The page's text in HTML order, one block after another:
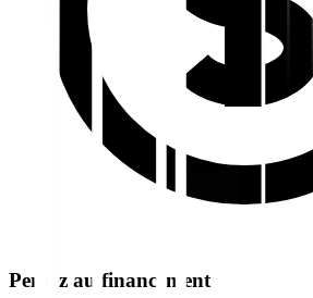
Pensez au financement